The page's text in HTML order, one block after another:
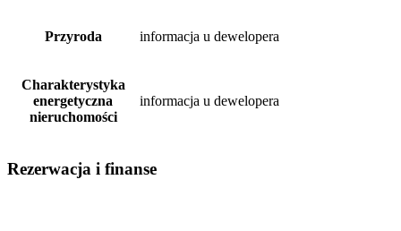
Przyroda informacja u dewelopera
Charakterystyka
energetyczna
nieruchomości
informacja u dewelopera
Rezerwacja i finanse